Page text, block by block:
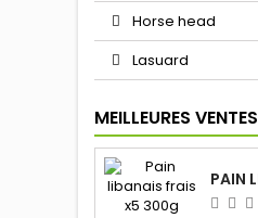
Horse head
Lasuard
MEILLEURES VENTES